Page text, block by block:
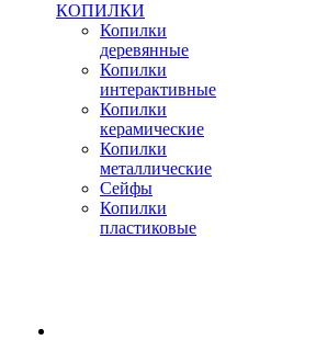
КОПИЛКИ
Копилки
деревянные
Копилки
интерактивные
Копилки
керамические
Копилки
металлические
Сейфы
Копилки
пластиковые